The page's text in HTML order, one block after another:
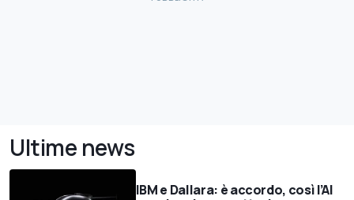
Ultime news
IBM e Dallara: è accordo, così l’AI